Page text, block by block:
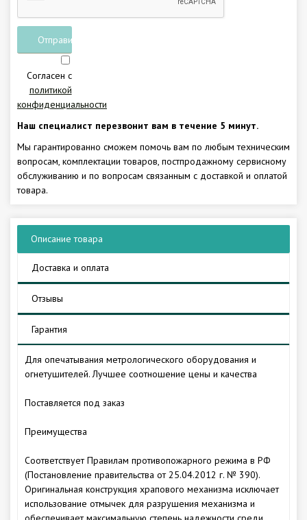
Отправить
заявку
Согласен с
политикой
конфиденциальности
Наш специалист перезвонит вам в течение 5 минут.
Мы гарантированно сможем помочь вам по любым техническим
вопросам, комплектации товаров, постпродажному сервисному
обслуживанию и по вопросам связанным с доставкой и оплатой
товара.
Описание товара
Доставка и оплата
Отзывы
Гарантия
Для опечатывания метрологического оборудования и
огнетушителей. Лучшее соотношение цены и качества
Поставляется под заказ
Преимущества
Соответствует Правилам противопожарного режима в РФ
(Постановление правительства от 25.04.2012 г. № 390).
Оригинальная конструкция храпового механизма исключает
использование отмычек для разрушения механизма и